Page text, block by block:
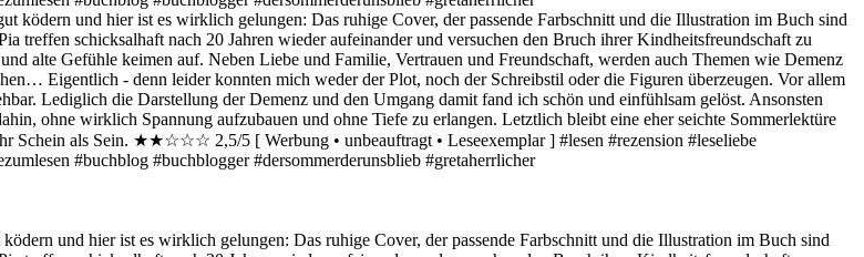
und hier ist es wirklich gelungen: Das ruhige Cover, der passende Farbschnitt und die Illustration im Buch sind